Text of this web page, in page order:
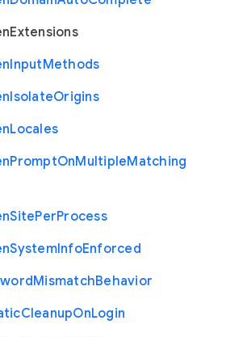
Extensions
InputMethods
IsolateOrigins
Locales
PromptOnMultipleMatching
SitePerProcess
SystemInfoEnforced
MismatchBehavior
CleanupOnLogin